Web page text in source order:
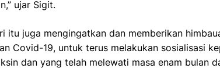
ujar Sigit.
itu juga mengingatkan dan memberikan
Covid-19, untuk terus melakukan sosialisasi
dan yang telah melewati masa enam bulan